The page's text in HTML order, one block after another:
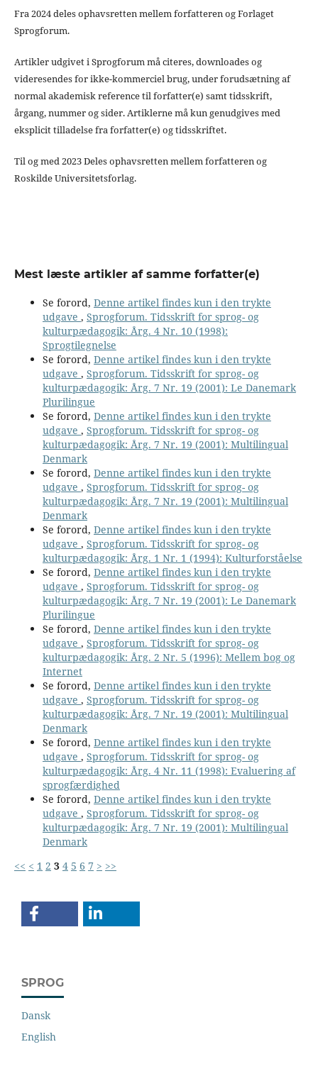
Fra 2024 deles ophavsretten mellem forfatteren og Forlaget
Sprogforum.
Artikler udgivet i Sprogforum må citeres, downloades og
videresendes for ikke-kommerciel brug, under forudsætning af
normal akademisk reference til forfatter(e) samt tidsskrift,
årgang, nummer og sider. Artiklerne må kun genudgives med
eksplicit tilladelse fra forfatter(e) og tidsskriftet.
Til og med 2023 Deles ophavsretten mellem forfatteren og
Roskilde Universitetsforlag.
Mest læste artikler af samme forfatter(e)
Se forord, Denne artikel findes kun i den trykte
udgave , Sprogforum. Tidsskrift for sprog- og
kulturpædagogik: Årg. 4 Nr. 10 (1998):
Sprogtilegnelse
Se forord, Denne artikel findes kun i den trykte
udgave , Sprogforum. Tidsskrift for sprog- og
kulturpædagogik: Årg. 7 Nr. 19 (2001): Le Danemark
Plurilingue
Se forord, Denne artikel findes kun i den trykte
udgave , Sprogforum. Tidsskrift for sprog- og
kulturpædagogik: Årg. 7 Nr. 19 (2001): Multilingual
Denmark
Se forord, Denne artikel findes kun i den trykte
udgave , Sprogforum. Tidsskrift for sprog- og
kulturpædagogik: Årg. 7 Nr. 19 (2001): Multilingual
Denmark
Se forord, Denne artikel findes kun i den trykte
udgave , Sprogforum. Tidsskrift for sprog- og
kulturpædagogik: Årg. 1 Nr. 1 (1994): Kulturforståelse
Se forord, Denne artikel findes kun i den trykte
udgave , Sprogforum. Tidsskrift for sprog- og
kulturpædagogik: Årg. 7 Nr. 19 (2001): Le Danemark
Plurilingue
Se forord, Denne artikel findes kun i den trykte
udgave , Sprogforum. Tidsskrift for sprog- og
kulturpædagogik: Årg. 2 Nr. 5 (1996): Mellem bog og
Internet
Se forord, Denne artikel findes kun i den trykte
udgave , Sprogforum. Tidsskrift for sprog- og
kulturpædagogik: Årg. 7 Nr. 19 (2001): Multilingual
Denmark
Se forord, Denne artikel findes kun i den trykte
udgave , Sprogforum. Tidsskrift for sprog- og
kulturpædagogik: Årg. 4 Nr. 11 (1998): Evaluering af
sprogfærdighed
Se forord, Denne artikel findes kun i den trykte
udgave , Sprogforum. Tidsskrift for sprog- og
kulturpædagogik: Årg. 7 Nr. 19 (2001): Multilingual
Denmark
<< < 1 2 3 4 5 6 7 > >>
SPROG
Dansk
English